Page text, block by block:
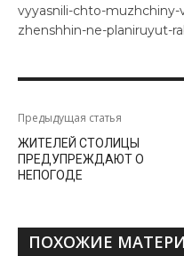
vyyasnili-chto-
zhenshhin-ne-planiruyut-
Предыдущая статья
ЖИТЕЛЕЙ СТОЛИЦЫ
ПРЕДУПРЕЖДАЮТ О
НЕПОГОДЕ
ПОХОЖИЕ